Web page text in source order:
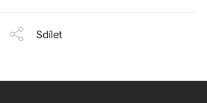
Sdílet